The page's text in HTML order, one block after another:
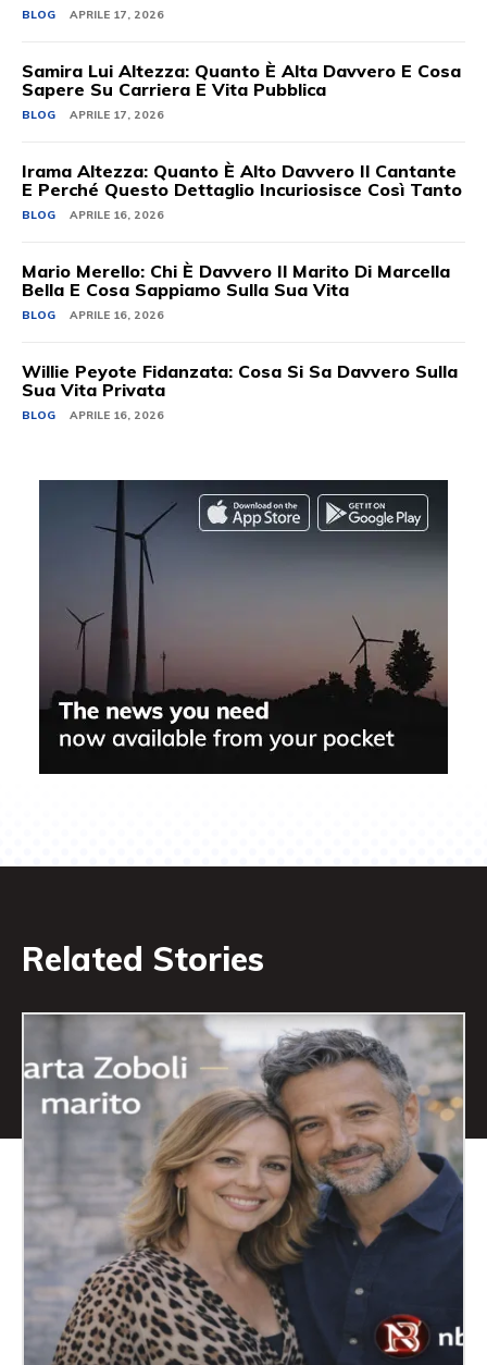
BLOG APRILE 17, 2026
Samira Lui Altezza: Quanto È Alta Davvero E Cosa
Sapere Su Carriera E Vita Pubblica
BLOG APRILE 17, 2026
Irama Altezza: Quanto È Alto Davvero Il Cantante
E Perché Questo Dettaglio Incuriosisce Così Tanto
BLOG APRILE 16, 2026
Mario Merello: Chi È Davvero Il Marito Di Marcella
Bella E Cosa Sappiamo Sulla Sua Vita
BLOG APRILE 16, 2026
Willie Peyote Fidanzata: Cosa Si Sa Davvero Sulla
Sua Vita Privata
BLOG APRILE 16, 2026
Related Stories